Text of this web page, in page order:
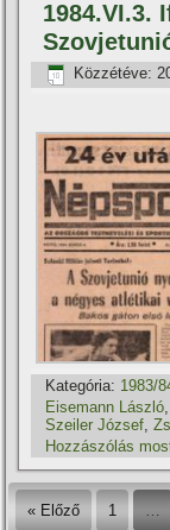
1984.VI.3.
Közzétéve:
Kategória: 1983/
Eisemann László
Szeiler József,
Hozzászólás
« Előző 1